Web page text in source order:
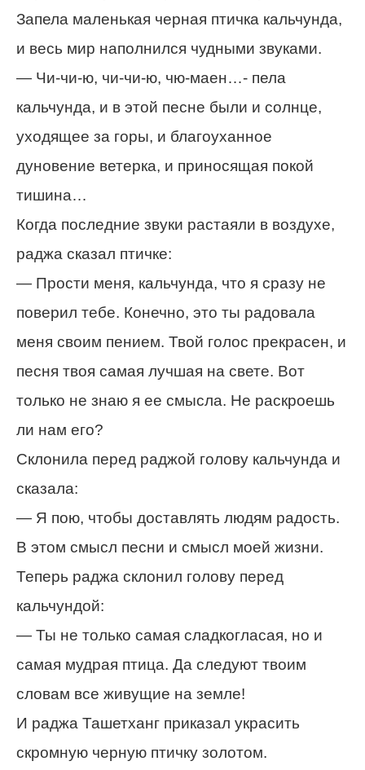
Запела маленькая черная птичка кальчунда,
и весь мир наполнился чудными звуками.
— Чи-чи-ю, чи-чи-ю, чю-маен…- пела
кальчунда, и в этой песне были и солнце,
уходящее за горы, и благоуханное
дуновение ветерка, и приносящая покой
тишина…
Когда последние звуки растаяли в воздухе,
раджа сказал птичке:
— Прости меня, кальчунда, что я сразу не
поверил тебе. Конечно, это ты радовала
меня своим пением. Твой голос прекрасен, и
песня твоя самая лучшая на свете. Вот
только не знаю я ее смысла. Не раскроешь
ли нам его?
Склонила перед раджой голову кальчунда и
сказала:
— Я пою, чтобы доставлять людям радость.
В этом смысл песни и смысл моей жизни.
Теперь раджа склонил голову перед
кальчундой:
— Ты не только самая сладкогласая, но и
самая мудрая птица. Да следуют твоим
словам все живущие на земле!
И раджа Ташетханг приказал украсить
скромную черную птичку золотом.